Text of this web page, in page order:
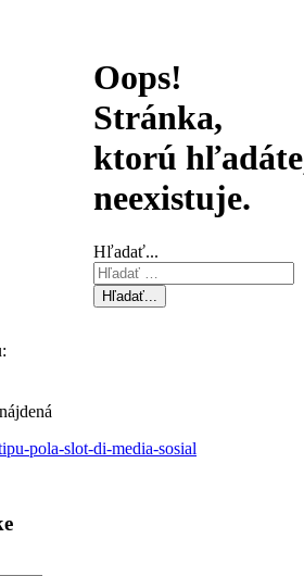
Oops!
Stránka,
ktorú
neexistuje.
Hľadať...
Hľadať...
pola-slot-di-media-sosial